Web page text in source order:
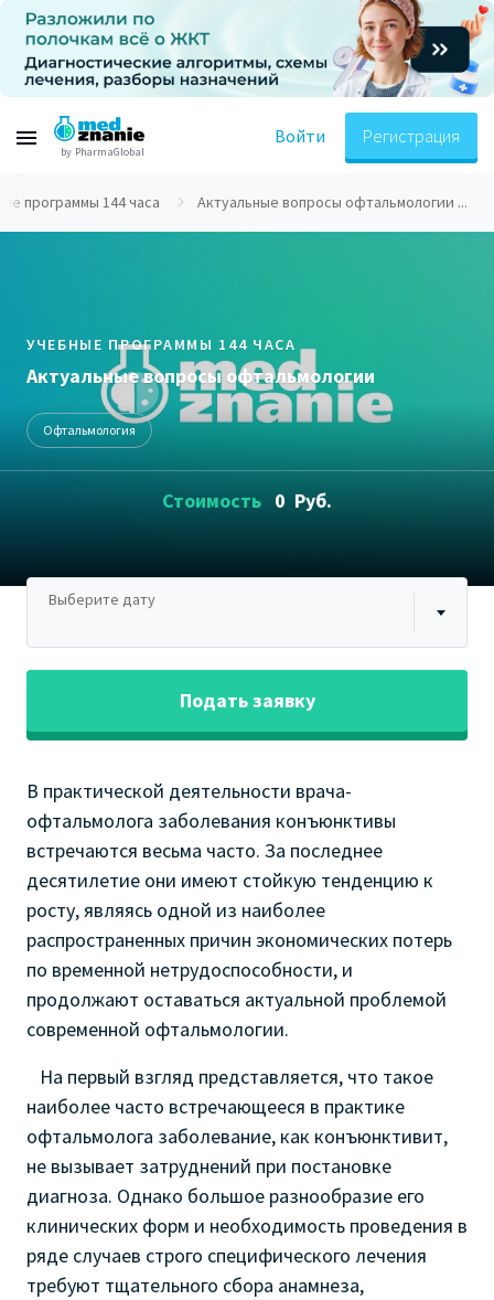
by PharmaGlobal
Войти Регистрация
программы 144 часа Актуальные вопросы офтальмологии ...
УЧЕБНЫЕ ПРОГРАММЫ 144 ЧАСА
Актуальные вопросы офтальмологии
Офтальмология
Стоимость 0 Руб.
Выберите дату
Подать заявку
В практической деятельности врача-
офтальмолога заболевания конъюнктивы
встречаются весьма часто. За последнее
десятилетие они имеют стойкую тенденцию к
росту, являясь одной из наиболее
распространенных причин экономических потерь
по временной нетрудоспособности, и
продолжают оставаться актуальной проблемой
современной офтальмологии.
На первый взгляд представляется, что такое
наиболее часто встречающееся в практике
офтальмолога заболевание, как конъюнктивит,
не вызывает затруднений при постановке
диагноза. Однако большое разнообразие его
клинических форм и необходимость проведения в
ряде случаев строго специфического лечения
требуют тщательного сбора анамнеза,